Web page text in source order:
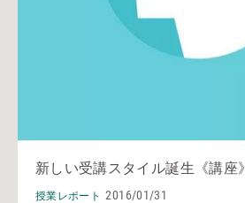
新しい受講スタイル誕生《講座》
授業レポート 2016/01/31